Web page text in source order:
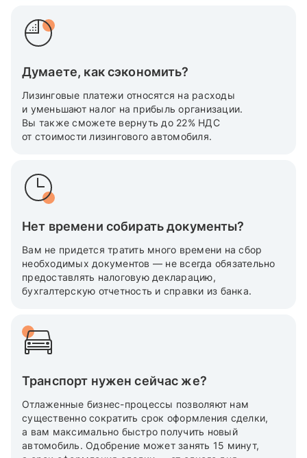
Думаете, как сэкономить?
Лизинговые платежи относятся на расходы
и уменьшают налог на прибыль организации.
Вы также cможете вернуть до 22% НДС
от стоимости лизингового автомобиля.
Нет времени собирать документы?
Вам не придется тратить много времени на сбор
необходимых документов — не всегда обязательно
предоставлять налоговую декларацию,
бухгалтерскую отчетность и справки из банка.
Транспорт нужен сейчас же?
Отлаженные бизнес-процессы позволяют нам
существенно сократить срок оформления сделки,
а вам максимально быстро получить новый
автомобиль. Одобрение может занять 15 минут,